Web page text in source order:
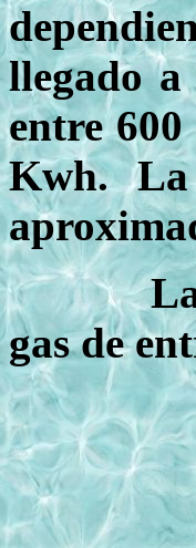
llegado a
entre
Kwh. La
Las
gas de